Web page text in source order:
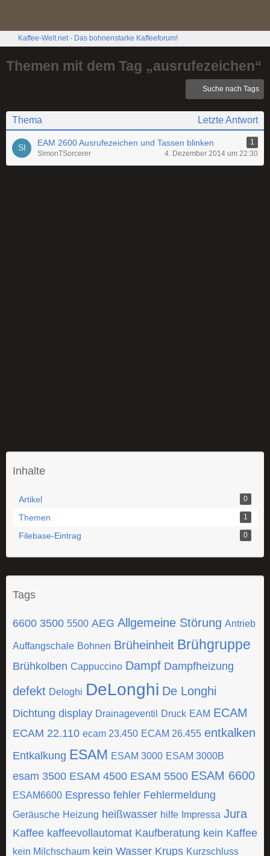
Kaffee-Welt.net - Das bohnenstarke Kaffeeforum!
Themen mit dem Tag „ausrufezeichen“
Suche nach Tags
Thema Letzte Antwort
EAM 2600 Ausrufezeichen und Tassen blinken
1
SimonTSorcerer
4. Dezember 2014 um 22:30
Inhalte
Artikel 0
Themen 1
Filebase-Eintrag 0
Tags
6600 3500 5500 AEG Allgemeine Störung Antrieb
Auffangschale Bohnen Brüheinheit Brühgruppe
Brühkolben Cappuccino Dampf Dampfheizung
defekt Deloghi DeLonghi De Longhi
Dichtung display Drainageventil Druck EAM ECAM
ECAM 22.110 ecam 23.450 ECAM 26.455 entkalken
Entkalkung ESAM ESAM 3000 ESAM 3000B
esam 3500 ESAM 4500 ESAM 5500 ESAM 6600
ESAM6600 Espresso fehler Fehlermeldung
Geräusche Heizung heißwasser hilfe Impressa Jura
Kaffee kaffeevollautomat Kaufberatung kein Kaffee
kein Milchschaum kein Wasser Krups Kurzschluss